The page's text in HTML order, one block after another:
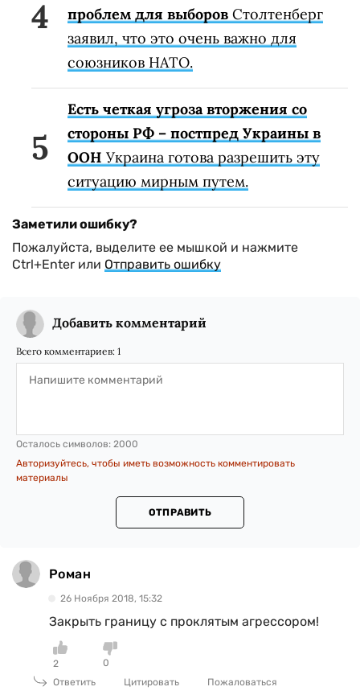
проблем для выборов Столтенберг
заявил, что это очень важно для
союзников НАТО.
Есть четкая угроза вторжения со
стороны РФ – постпред Украины в
ООН Украина готова разрешить эту
ситуацию мирным путем.
Заметили ошибку?
Пожалуйста, выделите ее мышкой и нажмите
Ctrl+Enter или Отправить ошибку
Добавить комментарий
Всего комментариев: 1
Осталось символов: 2000
Авторизуйтесь, чтобы иметь возможность комментировать
материалы
ОТПРАВИТЬ
Роман
26 Ноября 2018, 15:32
Закрыть границу с проклятым агрессором!
2
0
Ответить
Цитировать Пожаловаться